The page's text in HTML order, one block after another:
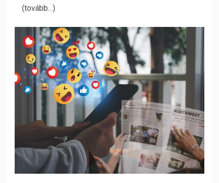
(tovább…)